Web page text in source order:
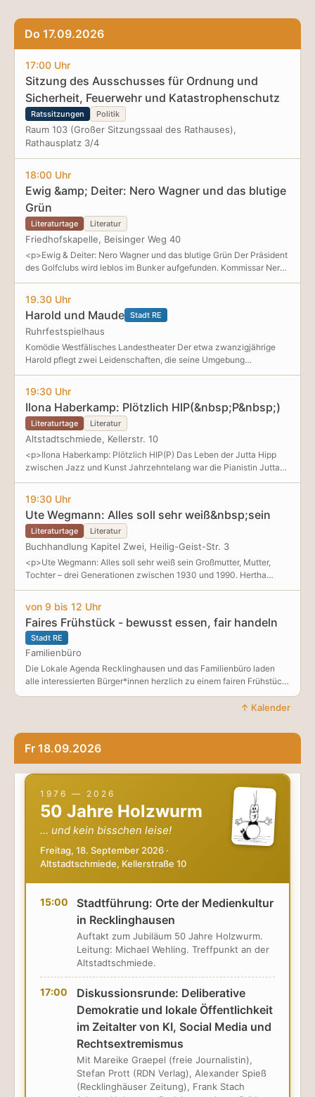
von Kinderarbeit und Verbot von gefährlichen Pestiziden. Die
Lokale Agenda Recklinghausen informiert bei einem gemeinsamen
insektenfreundliche Pflanzen - Rezeptideen - uvm. Zusätzlich
können Sie Kinderbücher zum Thema sichten!
Do 17.09.2026
17:00 Uhr
Sitzung des Ausschusses für Ordnung und
Sicherheit, Feuerwehr und Katastrophenschutz
Ratssitzungen Politik
Raum 103 (Großer Sitzungssaal des Rathauses),
Rathausplatz 3/4
18:00 Uhr
Ewig &amp; Deiter: Nero Wagner und das blutige
Grün
Literaturtage Literatur
Friedhofskapelle, Beisinger Weg 40
<p>Ewig & Deiter: Nero Wagner und das blutige Grün Der Präsident
des Golfclubs wird leblos im Bunker aufgefunden. Kommissar Nero
Wagner, der ausgerechnet im Ruhrgebiet die schrecklichen
Erlebnisse der Soko Berlin hinter sich lassen will, und sein Team
werden in einen Strudel von Blut und Sühne gezog
19.30 Uhr
Harold und Maude Stadt RE
Ruhrfestspielhaus
Komödie Westfälisches Landestheater Der etwa zwanzigjährige
Harold pflegt zwei Leidenschaften, die seine Umgebung
befremden: Er inszeniert Selbstmorde – und besucht mit Vorliebe
Beerdigungen. Seine Mutter begegnet diesen Neigungen mit Sorge
und dem Wunsch nach Normalität. In der Hoffnung, Harold den
richtigen Weg zu weisen, versucht sie ihn unter die Haube zu
bringen. Doch seine Suizid-Inszenierungen vergrämen sämtliche
Dating-Kandidatinnen. Harold zieht weiter von Beerdigung zu
Beerdigung – bis er dort Maude begegnet. Maude ist 79 Jahre alt,
voller Lebenslust, Energie und unbändiger Neugier. Gemeinsam
streifen sie durch die Stadt und überschreiten Konventionen. Durch
Maude entdeckt Harold eine neue Form von Lebendigkeit. Er
beginnt, sich von den Erwartungen seiner Umgebung zu lösen und
e
19:30 Uhr
Ilona Haberkamp: Plötzlich HIP(&nbsp;P&nbsp;)
Literaturtage Literatur
Altstadtschmiede, Kellerstr. 10
<p>Ilona Haberkamp: Plötzlich HIP(P) Das Leben der Jutta Hipp
zwischen Jazz und Kunst Jahrzehntelang war die Pianistin Jutta
Hipp in der internationalen Jazzszene in Vergessenheit geraten.
Dabei wurde sie, 1925 in Leipzig geboren und aufgewachsen, nach
erfolgreich absolviertem Kunststudium zum Shoot
19:30 Uhr
Ute Wegmann: Alles soll sehr weiß&nbsp;sein
Literaturtage Literatur
Buchhandlung Kapitel Zwei, Heilig-Geist-Str. 3
<p>Ute Wegmann: Alles soll sehr weiß sein Großmutter, Mutter,
Tochter – drei Generationen zwischen 1930 und 1990. Hertha
bringt ihre 1935 geborene Tochter Ellen durch den Zweiten
Weltkrieg. Sie arbeitet in der Wäscherei eines Klosters, das nach
dem „Klostersturm“ durch die Gestapo zum Lazarett wird.
von 9 bis 12 Uhr
Faires Frühstück - bewusst essen, fair handeln
Stadt RE
Familienbüro
Die Lokale Agenda Recklinghausen und das Familienbüro laden
alle interessierten Bürger*innen herzlich zu einem fairen Frühstück
ein. Fair Trade bedeutet fair gehandelt und sorgt somit für die
Einhaltung von Mindeststandards, wie faire Bezahlung für
von Kinderarbeit und Verbot von gefährlichen Pestiziden. Die
Lokale Agenda Recklinghausen informiert bei einem gemeinsamen
insektenfreundliche Pflanzen - Rezeptideen - uvm. Zusätzlich
können Sie Kinderbücher zum Thema sichten!
↑ Kalender
Fr 18.09.2026
1976 — 2026
50 Jahre Holzwurm
… und kein bisschen leise!
Freitag, 18. September 2026 ·
Altstadtschmiede, Kellerstraße 10
15:00
Stadtführung: Orte der Medienkultur
in Recklinghausen
Auftakt zum Jubiläum 50 Jahre Holzwurm.
Leitung: Michael Wehling. Treffpunkt an der
Altstadtschmiede.
17:00
Diskussionsrunde: Deliberative
Demokratie und lokale Öffentlichkeit
im Zeitalter von KI, Social Media und
Rechtsextremismus
Mit Mareike Graepel (freie Journalistin),
Stefan Prott (RDN Verlag), Alexander Spieß
(Recklinghäuser Zeitung), Frank Stach